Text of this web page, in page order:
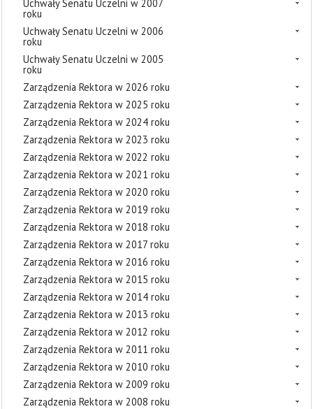
Uchwały Senatu Uczelni w 2007
roku
Uchwały Senatu Uczelni w 2006
roku
Uchwały Senatu Uczelni w 2005
roku
Zarządzenia Rektora w 2026 roku
Zarządzenia Rektora w 2025 roku
Zarządzenia Rektora w 2024 roku
Zarządzenia Rektora w 2023 roku
Zarządzenia Rektora w 2022 roku
Zarządzenia Rektora w 2021 roku
Zarządzenia Rektora w 2020 roku
Zarządzenia Rektora w 2019 roku
Zarządzenia Rektora w 2018 roku
Zarządzenia Rektora w 2017 roku
Zarządzenia Rektora w 2016 roku
Zarządzenia Rektora w 2015 roku
Zarządzenia Rektora w 2014 roku
Zarządzenia Rektora w 2013 roku
Zarządzenia Rektora w 2012 roku
Zarządzenia Rektora w 2011 roku
Zarządzenia Rektora w 2010 roku
Zarządzenia Rektora w 2009 roku
Zarządzenia Rektora w 2008 roku